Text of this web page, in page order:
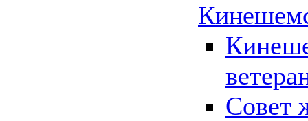
Совет